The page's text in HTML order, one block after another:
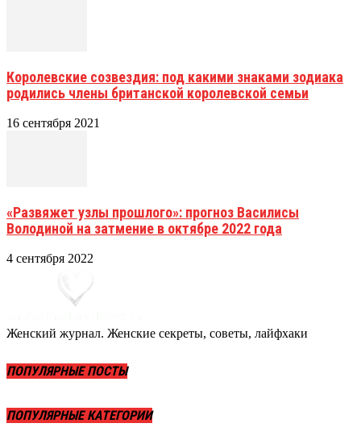
Королевские созвездия: под какими знаками зодиака
родились члены британской королевской семьи
16 сентября 2021
«Развяжет узлы прошлого»: прогноз Василисы
Володиной на затмение в октябре 2022 года
4 сентября 2022
Женский журнал. Женские секреты, советы, лайфхаки
ПОПУЛЯРНЫЕ ПОСТЫ
ПОПУЛЯРНЫЕ КАТЕГОРИИ